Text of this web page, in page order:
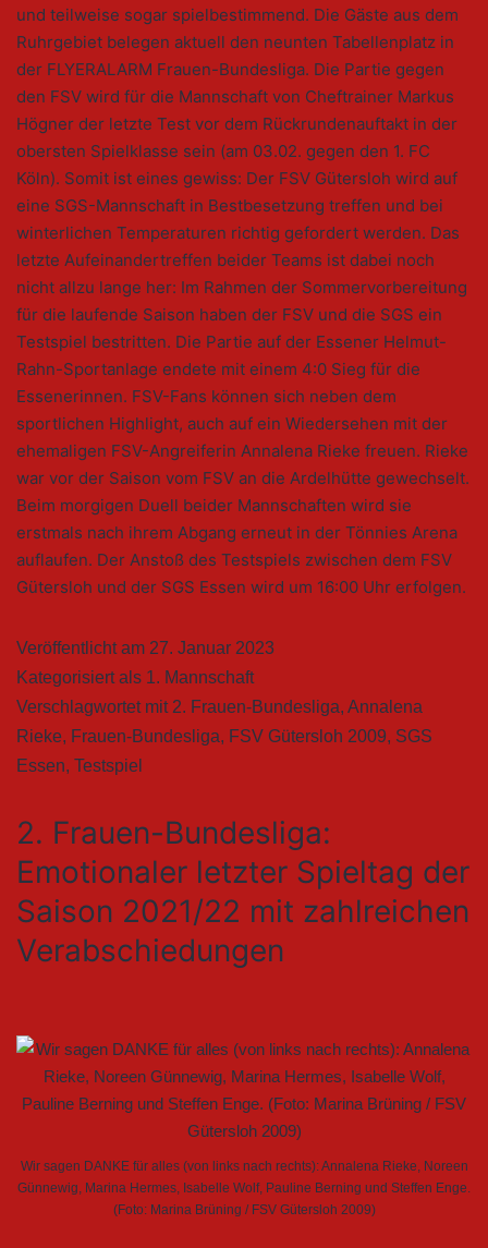
und teilweise sogar spielbestimmend. Die Gäste aus dem
Ruhrgebiet belegen aktuell den neunten Tabellenplatz in
der FLYERALARM Frauen-Bundesliga. Die Partie gegen
den FSV wird für die Mannschaft von Cheftrainer Markus
Högner der letzte Test vor dem Rückrundenauftakt in der
obersten Spielklasse sein (am 03.02. gegen den 1. FC
Köln). Somit ist eines gewiss: Der FSV Gütersloh wird auf
eine SGS-Mannschaft in Bestbesetzung treffen und bei
winterlichen Temperaturen richtig gefordert werden. Das
letzte Aufeinandertreffen beider Teams ist dabei noch
nicht allzu lange her: Im Rahmen der Sommervorbereitung
für die laufende Saison haben der FSV und die SGS ein
Testspiel bestritten. Die Partie auf der Essener Helmut-
Rahn-Sportanlage endete mit einem 4:0 Sieg für die
Essenerinnen. FSV-Fans können sich neben dem
sportlichen Highlight, auch auf ein Wiedersehen mit der
ehemaligen FSV-Angreiferin Annalena Rieke freuen. Rieke
war vor der Saison vom FSV an die Ardelhütte gewechselt.
Beim morgigen Duell beider Mannschaften wird sie
erstmals nach ihrem Abgang erneut in der Tönnies Arena
auflaufen. Der Anstoß des Testspiels zwischen dem FSV
Gütersloh und der SGS Essen wird um 16:00 Uhr erfolgen.
Veröffentlicht am 27. Januar 2023
Kategorisiert als 1. Mannschaft
Verschlagwortet mit 2. Frauen-Bundesliga, Annalena
Rieke, Frauen-Bundesliga, FSV Gütersloh 2009, SGS
Essen, Testspiel
2. Frauen-Bundesliga:
Emotionaler letzter Spieltag der
Saison 2021/22 mit zahlreichen
Verabschiedungen
Wir sagen DANKE für alles (von links nach rechts): Annalena Rieke, Noreen
Günnewig, Marina Hermes, Isabelle Wolf, Pauline Berning und Steffen Enge.
(Foto: Marina Brüning / FSV Gütersloh 2009)